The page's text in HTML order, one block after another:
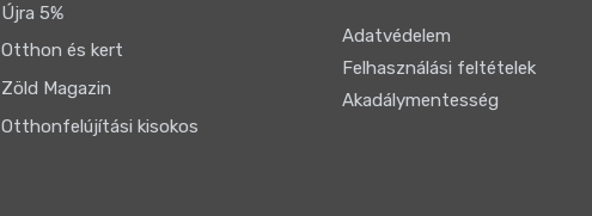
Újra 5%
Otthon és kert
Zöld Magazin
Otthonfelújítási kisokos
Adatvédelem
Felhasználási feltételek
Akadálymentesség